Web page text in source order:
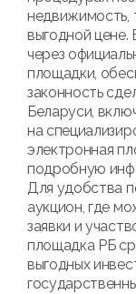
недвижимость,
выгодной цене.
через
площадки,
законность
Беларуси,
на
электронная
подробную
Для удобства
аукцион, где
заявки и
площадка РБ
выгодных